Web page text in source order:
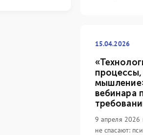
15.04.2026
вебинара
9 апреля 2026
не спасают: